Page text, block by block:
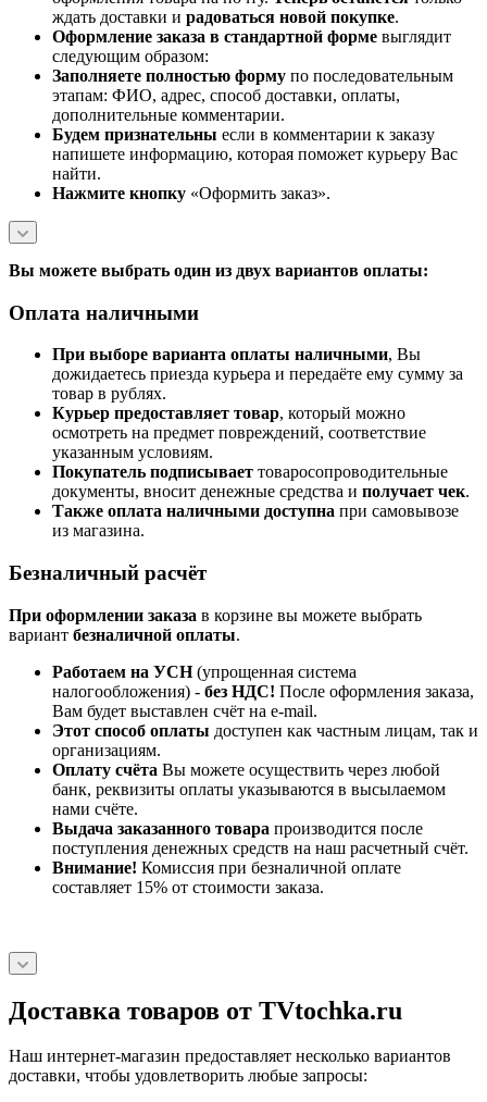
ждать доставки и радоваться новой покупке.
Оформление заказа в стандартной форме выглядит
следующим образом:
Заполняете полностью форму по последовательным
этапам: ФИО, адрес, способ доставки, оплаты,
дополнительные комментарии.
Будем признательны если в комментарии к заказу
напишете информацию, которая поможет курьеру Вас
найти.
Нажмите кнопку «Оформить заказ».
Вы можете выбрать один из двух вариантов оплаты:
Оплата наличными
При выборе варианта оплаты наличными, Вы
дожидаетесь приезда курьера и передаёте ему сумму за
товар в рублях.
Курьер предоставляет товар, который можно
осмотреть на предмет повреждений, соответствие
указанным условиям.
Покупатель подписывает товаросопроводительные
документы, вносит денежные средства и получает чек.
Также оплата наличными доступна при самовывозе
из магазина.
Безналичный расчёт
При оформлении заказа в корзине вы можете выбрать
вариант безналичной оплаты.
Работаем на УСН(упрощенная система
налогообложения) - без НДС! После оформления заказа,
Вам будет выставлен счёт на e-mail.
Этот способ оплаты доступен как частным лицам, так и
организациям.
Оплату счёта Вы можете осуществить через любой
банк, реквизиты оплаты указываются в высылаемом
нами счёте.
Выдача заказанного товара производится после
поступления денежных средств на наш расчетный счёт.
Внимание! Комиссия при безналичной оплате
составляет 15% от стоимости заказа.
Доставка товаров от TVtochka.ru
Наш интернет-магазин предоставляет несколько вариантов
доставки, чтобы удовлетворить любые запросы: